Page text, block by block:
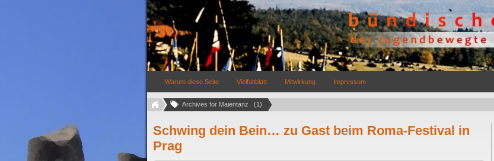
Warum diese Seite Vielfaltblatt Mitwirkung Impressum
Archives for Maientanz   (1)
Schwing dein Bein… zu Gast beim Roma-Festival in
Prag